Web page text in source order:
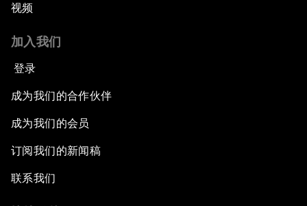
视频
加入我们
登录
成为我们的合作伙伴
成为我们的会员
订阅我们的新闻稿
联系我们